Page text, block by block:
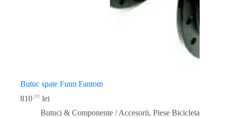
Butuc spate Funn Fantom
810 00 lei
Butuci & Componente / Accesorii, Piese Bicicleta